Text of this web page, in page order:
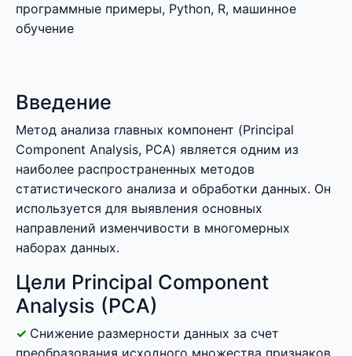
программные примеры, Python, R, машинное
обучение
Введение
Метод анализа главных компонент (Principal
Component Analysis, PCA) является одним из
наиболее распространенных методов
статистического анализа и обработки данных. Он
используется для выявления основных
направлений изменчивости в многомерных
наборах данных.
Цели Principal Component
Analysis (PCA)
Снижение размерности данных за счет
преобразования исходного множества признаков